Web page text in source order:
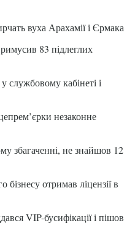
вуха Арахамії і Єрмака
83 підлеглих
службовому кабінеті і
незаконне
збагаченні, не знайшов 12
отримав ліцензії в
VIP-бусифікації і пішов